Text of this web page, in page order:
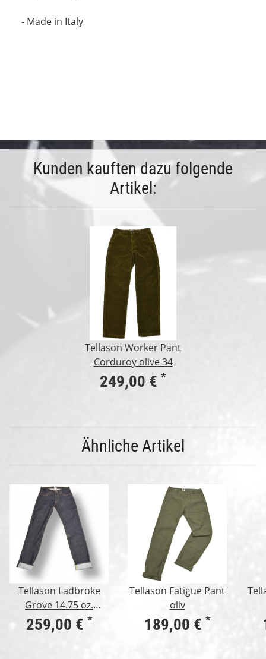
- Made in Italy
Kunden kauften dazu folgende
Artikel:
Tellason Worker Pant
Corduroy olive 34
249,00 € *
Ähnliche Artikel
Tellason Ladbroke
Grove 14.75 oz.
Kaihara Mills
259,00 € *
Tellason Fatigue Pant
oliv
189,00 € *